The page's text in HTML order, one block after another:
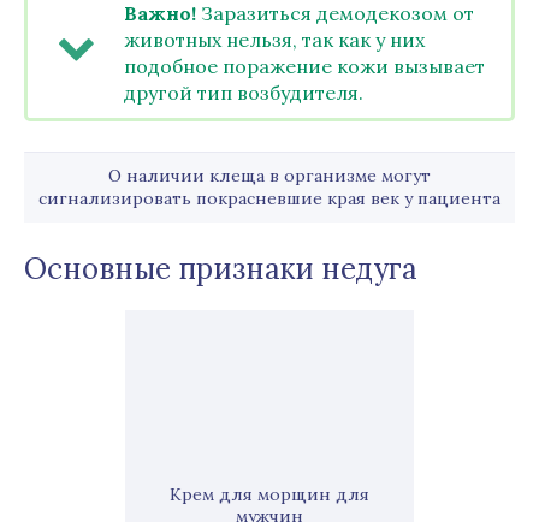
Важно! Заразиться демодекозом от
животных нельзя, так как у них
подобное поражение кожи вызывает
другой тип возбудителя.
О наличии клеща в организме могут
сигнализировать покрасневшие края век у пациента
Основные признаки недуга
Крем для морщин для
мужчин